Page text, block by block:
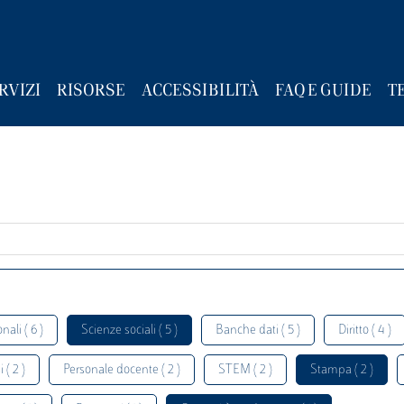
RISORSE ACCESSIBILITÀ FAQ E GUIDE
( 6 ) Scienze sociali ( 5 ) Banche dati ( 5 ) Diritto ( 4 )
( 2 ) Personale docente ( 2 ) STEM ( 2 ) Stampa ( 2 )